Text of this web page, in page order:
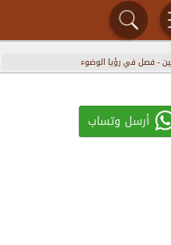
- فصل في رؤيا الوضوء
أرسل وتساب